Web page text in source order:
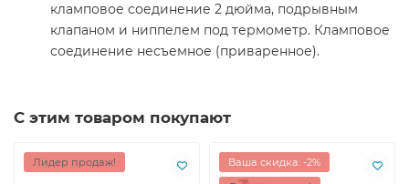
кламповое соединение 2 дюйма, подрывным
клапаном и ниппелем под термометр. Кламповое
соединение несъемное (приваренное).
С этим товаром покупают
Лидер продаж!
Ваша скидка: -2%